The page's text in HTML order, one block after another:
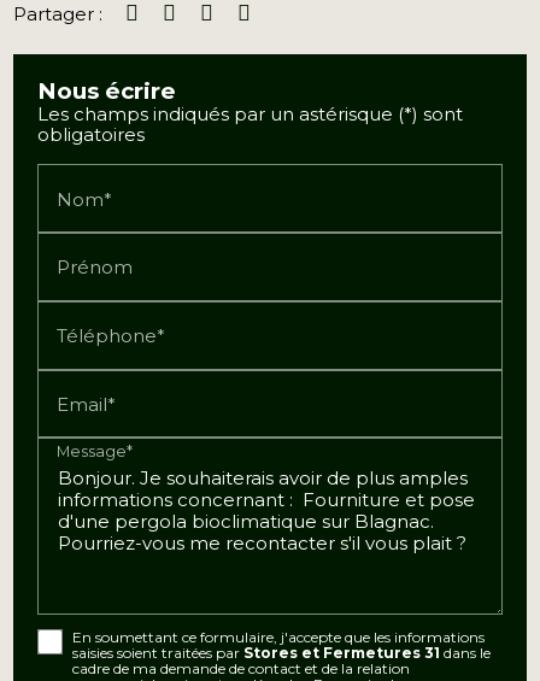
Partager :
Nous écrire
Les champs indiqués par un astérisque (*) sont
obligatoires
Nom*
Prénom
Téléphone*
Email*
Message*
En soumettant ce formulaire, j'accepte que les informations
saisies soient traitées par Stores et Fermetures 31 dans le
cadre de ma demande de contact et de la relation